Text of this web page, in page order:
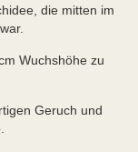
die mitten im
Wuchshöhe zu
Geruch und